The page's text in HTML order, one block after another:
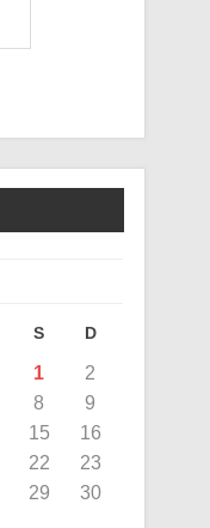
S D
1
2
8
9
15
16
22
23
29
30